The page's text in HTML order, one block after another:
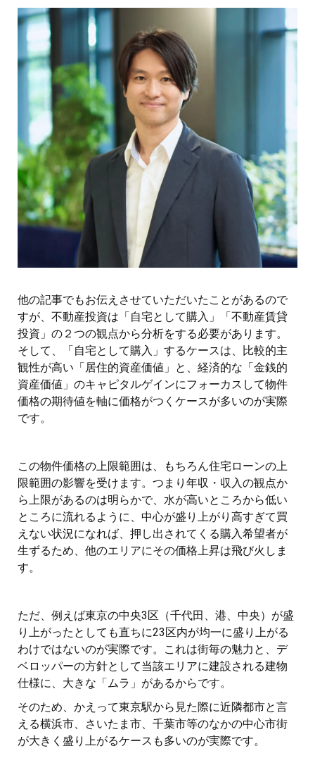
他の記事でもお伝えさせていただいたことがあるので
すが、不動産投資は「自宅として購入」「不動産賃貸
投資」の２つの観点から分析をする必要があります。
そして、「自宅として購入」するケースは、比較的主
観性が高い「居住的資産価値」と、経済的な「金銭的
資産価値」のキャピタルゲインにフォーカスして物件
価格の期待値を軸に価格がつくケースが多いのが実際
です。
この物件価格の上限範囲は、もちろん住宅ローンの上
限範囲の影響を受けます。つまり年収・収入の観点か
ら上限があるのは明らかで、水が高いところから低い
ところに流れるように、中心が盛り上がり高すぎて買
えない状況になれば、押し出されてくる購入希望者が
生ずるため、他のエリアにその価格上昇は飛び火しま
す。
ただ、例えば東京の中央3区（千代田、港、中央）が盛
り上がったとしても直ちに23区内が均一に盛り上がる
わけではないのが実際です。これは街毎の魅力と、デ
ベロッパーの方針として当該エリアに建設される建物
仕様に、大きな「ムラ」があるからです。
そのため、かえって東京駅から見た際に近隣都市と言
える横浜市、さいたま市、千葉市等のなかの中心市街
が大きく盛り上がるケースも多いのが実際です。